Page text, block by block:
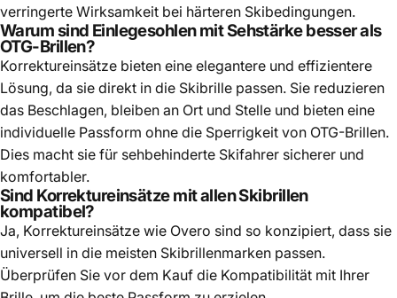
verringerte Wirksamkeit bei härteren Skibedingungen.
Warum sind Einlegesohlen mit Sehstärke besser als
OTG-Brillen?
Korrektureinsätze bieten eine elegantere und effizientere
Lösung, da sie direkt in die Skibrille passen. Sie reduzieren
das Beschlagen, bleiben an Ort und Stelle und bieten eine
individuelle Passform ohne die Sperrigkeit von OTG-Brillen.
Dies macht sie für sehbehinderte Skifahrer sicherer und
komfortabler.
Sind Korrektureinsätze mit allen Skibrillen
kompatibel?
Ja, Korrektureinsätze wie Overo sind so konzipiert, dass sie
universell in die meisten Skibrillenmarken passen.
Überprüfen Sie vor dem Kauf die Kompatibilität mit Ihrer